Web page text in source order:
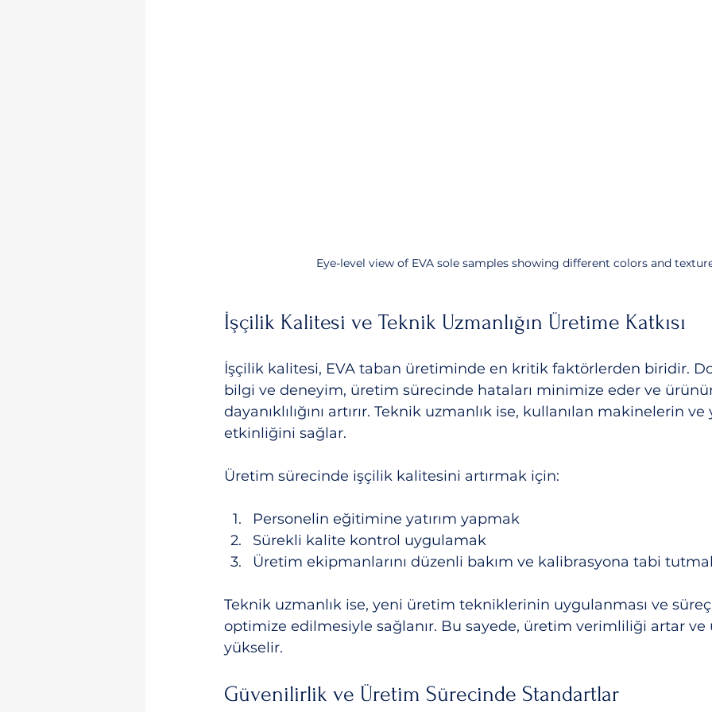
Eye-level view of EVA sole samples showing different colors and
İşçilik Kalitesi ve Teknik Uzmanlığın Üretime Katkısı
İşçilik kalitesi, EVA taban üretiminde en kritik faktörlerden biridir.
bilgi ve deneyim, üretim sürecinde hataları minimize eder ve
dayanıklılığını artırır. Teknik uzmanlık ise, kullanılan makinelerin
etkinliğini sağlar.
Üretim sürecinde işçilik kalitesini artırmak için:
Personelin eğitimine yatırım yapmak
Sürekli kalite kontrol uygulamak
Üretim ekipmanlarını düzenli bakım ve kalibrasyona tabi
Teknik uzmanlık ise, yeni üretim tekniklerinin uygulanması ve
optimize edilmesiyle sağlanır. Bu sayede, üretim verimliliği artar
yükselir.
Güvenilirlik ve Üretim Sürecinde Standartlar